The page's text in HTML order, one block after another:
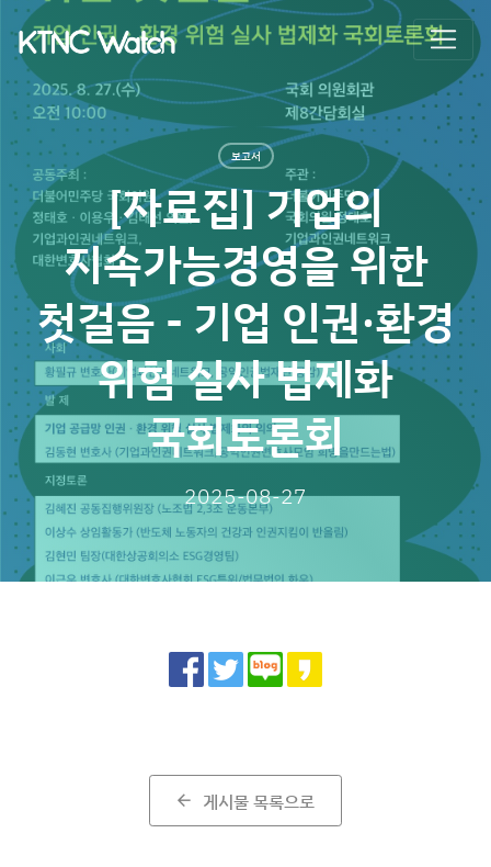
보고서
[자료집] 기업의
지속가능경영을 위한
첫걸음 - 기업 인권·환경
위험 실사 법제화
국회토론회
2025-08-27
Share
arrow_back 게시물 목록으로